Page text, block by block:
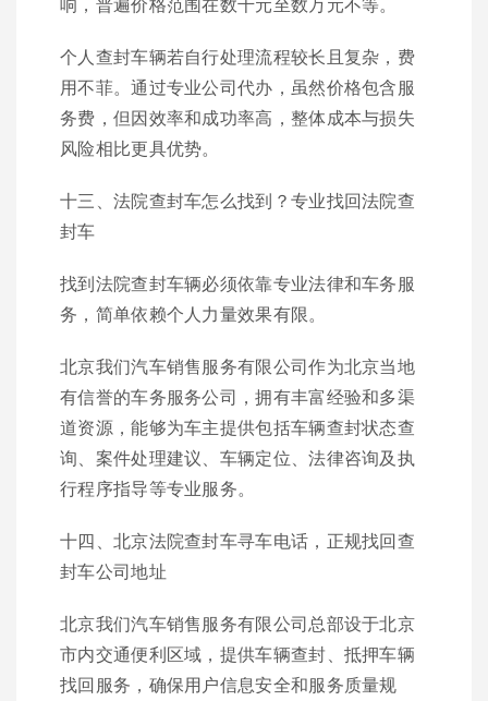
个人查封车辆若自行处理流程较长且复杂，费
用不菲。通过专业公司代办，虽然价格包含服
务费，但因效率和成功率高，整体成本与损失
风险相比更具优势。
十三、法院查封车怎么找到？专业找回法院查
封车
找到法院查封车辆必须依靠专业法律和车务服
务，简单依赖个人力量效果有限。
北京我们汽车销售服务有限公司作为北京当地
有信誉的车务服务公司，拥有丰富经验和多渠
道资源，能够为车主提供包括车辆查封状态查
询、案件处理建议、车辆定位、法律咨询及执
行程序指导等专业服务。
十四、北京法院查封车寻车电话，正规找回查
封车公司地址
北京我们汽车销售服务有限公司总部设于北京
市内交通便利区域，提供车辆查封、抵押车辆
找回服务，确保用户信息安全和服务质量规